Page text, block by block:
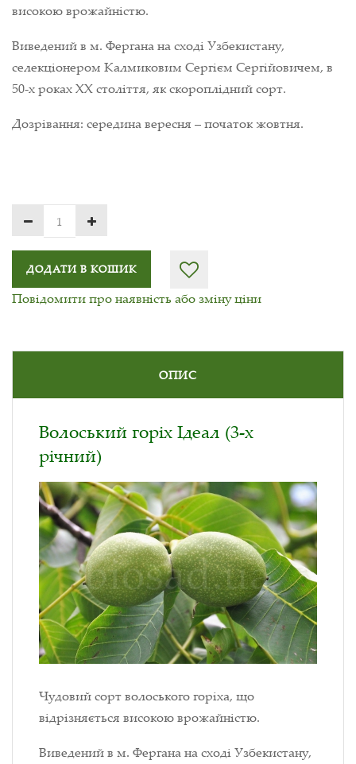
високою врожайністю.
Виведений в м. Фергана на сході Узбекистану,
селекціонером Калмиковим Сергієм Сергійовичем, в
50-х роках XX століття, як скороплідний сорт.
Дозрівання: середина вересня – початок жовтня.
ДОДАТИ В КОШИК
Повідомити про наявність або зміну ціни
ОПИС
Волоський горіх Ідеал (3-х
річний)
Чудовий сорт волоського горіха, що
відрізняється високою врожайністю.
Виведений в м. Фергана на сході Узбекистану,